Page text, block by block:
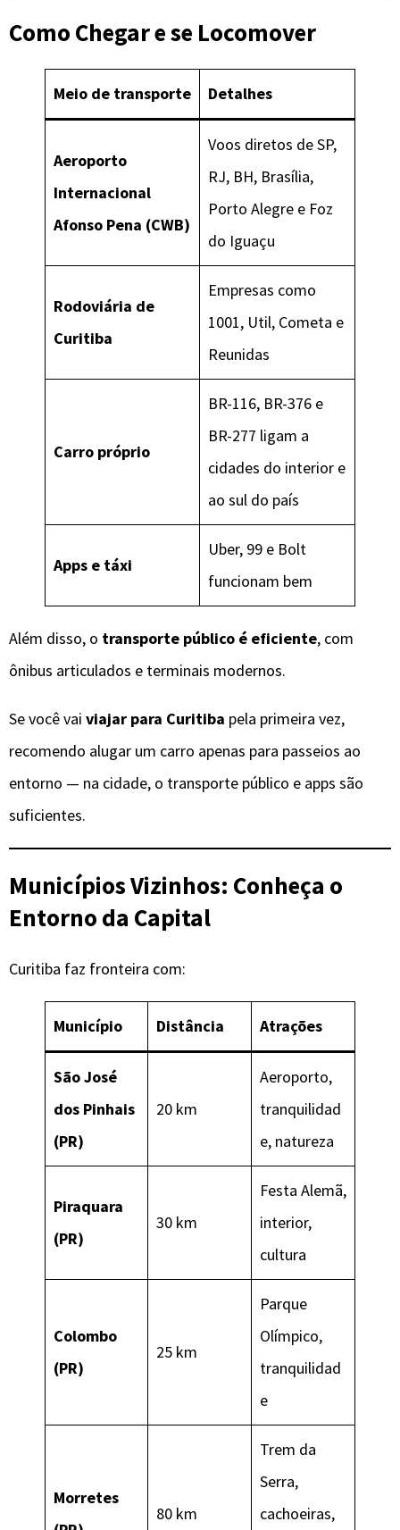
Como Chegar e se Locomover
Meio de transporte Detalhes
Aeroporto
Internacional
Afonso Pena (CWB)
Voos diretos de SP,
RJ, BH, Brasília,
Porto Alegre e Foz
do Iguaçu
Rodoviária de
Curitiba
Empresas como
1001, Util, Cometa e
Reunidas
Carro próprio
BR-116, BR-376 e
BR-277 ligam a
cidades do interior e
ao sul do país
Apps e táxi
Uber, 99 e Bolt
funcionam bem
Além disso, o transporte público é eficiente, com
ônibus articulados e terminais modernos.
Se você vai viajar para Curitiba pela primeira vez,
recomendo alugar um carro apenas para passeios ao
entorno — na cidade, o transporte público e apps são
suficientes.
Municípios Vizinhos: Conheça o
Entorno da Capital
Curitiba faz fronteira com:
Município Distância Atrações
São José
dos Pinhais
(PR)
20 km
Aeroporto,
tranquilidad
e, natureza
Piraquara
(PR)
30 km
Festa Alemã,
interior,
cultura
Colombo
(PR)
25 km
Parque
Olímpico,
tranquilidad
e
Morretes
80 km
Trem da
Serra,
cachoeiras,